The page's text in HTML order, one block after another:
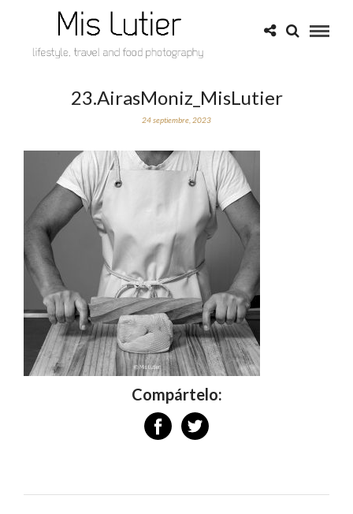
23.AirasMoniz_MisLutier
24 septiembre, 2023
Compártelo: